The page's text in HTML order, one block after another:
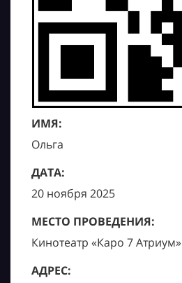
ИМЯ:
Ольга
ДАТА:
20 ноября 2025
МЕСТО ПРОВЕДЕНИЯ:
Кинотеатр «Каро 7 Атриум»
АДРЕС: